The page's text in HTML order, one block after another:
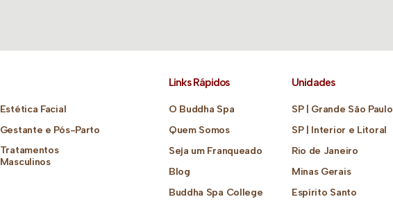
Estética Facial
Gestante e Pós-Parto
Tratamentos
Masculinos
Links Rápidos
O Buddha Spa
Quem Somos
Seja um Franqueado
Blog
Buddha Spa College
Unidades
SP | Grande São Paulo
SP | Interior e Litoral
Rio de Janeiro
Minas Gerais
Espírito Santo